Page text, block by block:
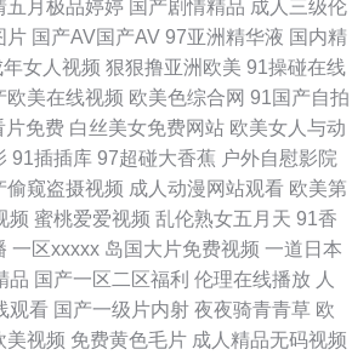
媒AV 欧美成人首页 婷婷五月天777 91次园 操逼
级片AV的天堂 91交配 97资源在线 国产伪娘视频
人 国产精品自第 日韩欧美国产精品 91夫妻交友
影院 国产视频观看网站 大香蕉资源站 韩国av高清
女自蔚图 91精液国产视频 91模特磁力 51国产成
无码三级片 欧美成年视频 欧美日韩啪啪 伊人99
五月极品婷婷 国产剧情精品 成人三级伦
片 国产AV国产AV 97亚洲精华液 国内精
年女人视频 狠狠撸亚洲欧美 91操碰在线
欧美在线视频 欧美色综合网 91国产自拍
片免费 白丝美女免费网站 欧美女人与动
91插插库 97超碰大香蕉 户外自慰影院
偷窥盗摄视频 成人动漫网站观看 欧美第
频 蜜桃爱爱视频 乱伦熟女五月天 91香
一区xxxxx 岛国大片免费视频 一道日本
品 国产一区二区福利 伦理在线播放 人
观看 国产一级片内射 夜夜骑青青草 欧
美视频 免费黄色毛片 成人精品无码视频